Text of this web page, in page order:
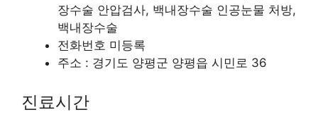
장수술 안압검사, 백내장수술 인공눈물 처방,
백내장수술
전화번호 미등록
주소 : 경기도 양평군 양평읍 시민로 36
진료시간